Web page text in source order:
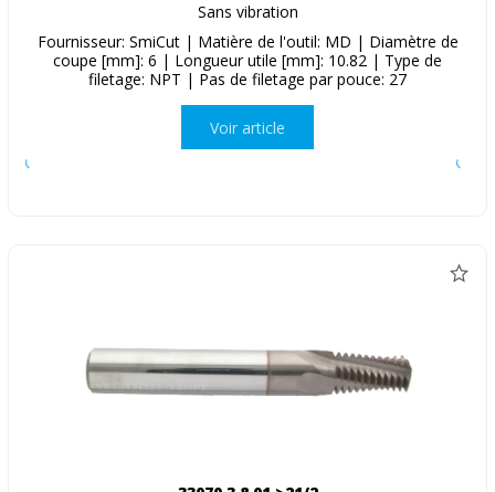
Sans vibration
Fournisseur: SmiCut | Matière de l'outil: MD | Diamètre de
coupe [mm]: 6 | Longueur utile [mm]: 10.82 | Type de
filetage: NPT | Pas de filetage par pouce: 27
Voir article